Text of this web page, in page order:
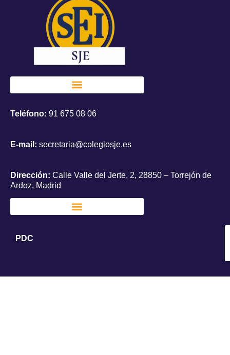
Teléfono: 91 675 08 06
E-mail: secretaria@colegiosje.es
Dirección: Calle Valle del Jerte, 2, 28850 – Torrejón de
Ardoz, Madrid
PDC